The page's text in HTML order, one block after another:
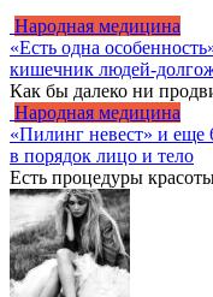
Народная медицина
«Есть одна
кишечник людей-
Как бы далеко ни
Народная медицина
«Пилинг невест» и еще
в порядок лицо и тело
Есть процедуры